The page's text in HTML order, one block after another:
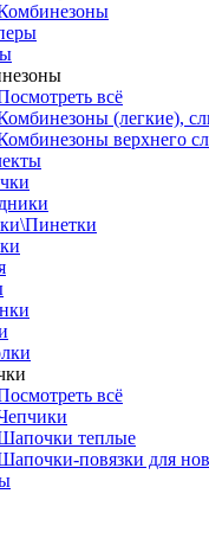
всё
(легкие),
верхнего
всё
теплые
повязки для